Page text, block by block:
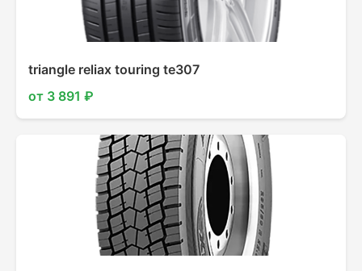
triangle reliax touring te307
от 3 891 ₽